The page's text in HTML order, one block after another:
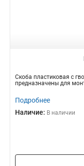
Скоба пластиковая с
предназначены для
Подробнее
Наличие: В наличии